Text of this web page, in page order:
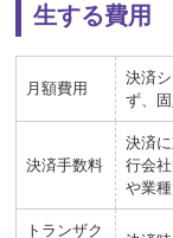
生する費用
月額費用
決済
ず、
決済手数料
決済
行会
や業
トランザク